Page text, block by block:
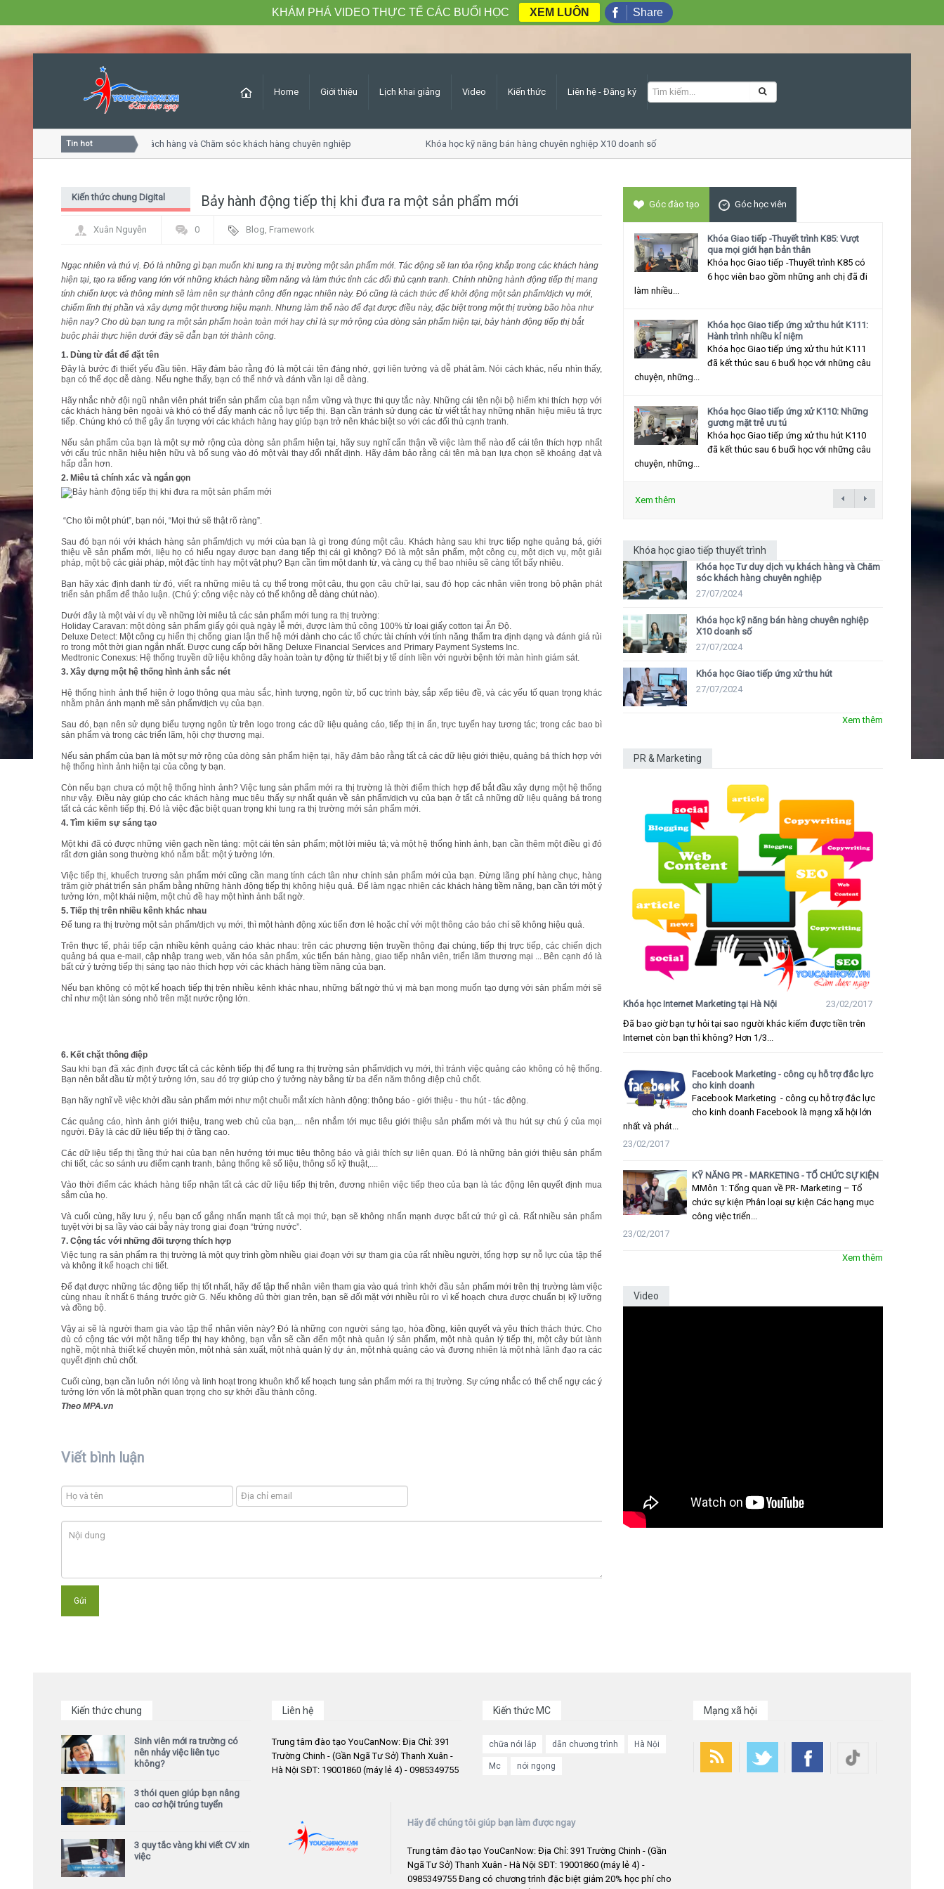
Home Giới thiệu Lịch khai giảng Video Kiến thức Liên hệ - Đăng ký
Tin hot
Khóa học Tư duy dịch vụ khách hàng và Chăm sóc khách hàng chuyên nghiệp Khóa học kỹ năng bán hàng chuyên nghiệp X10 doanh số
Bảy hành động tiếp thị khi đưa ra một sản phẩm mới
Kiến thức chung Digital
Xuân Nguyễn
0 Blog, Framework
Ngạc nhiên và thú vị. Đó là những gì bạn muốn khi tung ra thị trường một sản phẩm mới. Tác động sẽ lan tỏa rộng khắp trong các khách hàng
hiện tại, tạo ra tiếng vang lớn với những khách hàng tiềm năng và làm thức tỉnh các đối thủ cạnh tranh. Chính những hành động tiếp thị mang
tính chiến lược và thông minh sẽ làm nên sự thành công đến ngạc nhiên này. Đó cũng là cách thức để khởi động một sản phẩm/dịch vụ mới,
chiếm lĩnh thị phần và xây dựng một thương hiệu mạnh. Nhưng làm thế nào để đạt được điều này, đặc biệt trong một thị trường bão hòa như
hiện nay? Cho dù bạn tung ra một sản phẩm hoàn toàn mới hay chỉ là sự mở rộng của dòng sản phẩm hiện tại, bảy hành động tiếp thị bắt
buộc phải thực hiện dưới đây sẽ dẫn bạn tới thành công.
1. Dùng từ đắt để đặt tên
Đây là bước đi thiết yếu đầu tiên. Hãy đảm bảo rằng đó là một cái tên đáng nhớ, gợi liên tưởng và dễ phát âm. Nói cách khác, nếu nhìn thấy,
bạn có thể đọc dễ dàng. Nếu nghe thấy, bạn có thể nhớ và đánh vần lại dễ dàng.
Hãy nhắc nhở đội ngũ nhân viên phát triển sản phẩm của bạn nắm vững và thực thi quy tắc này. Những cái tên nội bộ hiếm khi thích hợp với
các khách hàng bên ngoài và khó có thể đẩy mạnh các nỗ lực tiếp thị. Bạn cần tránh sử dụng các từ viết tắt hay những nhãn hiệu miêu tả trực
tiếp. Chúng khó có thể gây ấn tượng với các khách hàng hay giúp bạn trở nên khác biệt so với các đối thủ cạnh tranh.
Nếu sản phẩm của bạn là một sự mở rộng của dòng sản phẩm hiện tại, hãy suy nghĩ cẩn thận về việc làm thế nào để cái tên thích hợp nhất
với cấu trúc nhãn hiệu hiện hữu và bổ sung vào đó một vài thay đổi nhất định. Hãy đảm bảo rằng cái tên mà bạn lựa chọn sẽ khoáng đạt và
hấp dẫn hơn.
2. Miêu tả chính xác và ngắn gọn
“Cho tôi một phút”, bạn nói, “Mọi thứ sẽ thật rõ ràng”.
Sau đó bạn nói với khách hàng sản phẩm/dịch vụ mới của bạn là gì trong đúng một câu. Khách hàng sau khi trực tiếp nghe quảng bá, giới
thiệu về sản phẩm mới, liệu họ có hiểu ngay được bạn đang tiếp thị cái gì không? Đó là một sản phẩm, một công cụ, một dịch vụ, một giải
pháp, một bộ các giải pháp, một đặc tính hay một vật phụ? Bạn cần tìm một danh từ, và càng cụ thể bao nhiêu sẽ càng tốt bấy nhiêu.
Bạn hãy xác định danh từ đó, viết ra những miêu tả cụ thể trong một câu, thu gọn câu chữ lại, sau đó họp các nhân viên trong bộ phận phát
triển sản phẩm để thảo luận. (Chú ý: công việc này có thể không dễ dàng chút nào).
Dưới đây là một vài ví dụ về những lời miêu tả các sản phẩm mới tung ra thị trường:
Holiday Caravan: một dòng sản phẩm giấy gói quà ngày lễ mới, được làm thủ công 100% từ loại giấy cotton tại Ấn Độ.
Deluxe Detect: Một công cụ hiển thị chống gian lận thế hệ mới dành cho các tổ chức tài chính với tính năng thẩm tra định dạng và đánh giá rủi
ro trong một thời gian ngắn nhất. Được cung cấp bởi hãng Deluxe Financial Services and Primary Payment Systems Inc.
Medtronic Conexus: Hệ thống truyền dữ liệu không dây hoàn toàn tự động từ thiết bị y tế dính liền với người bệnh tới màn hình giám sát.
3. Xây dựng một hệ thống hình ảnh sắc nét
Hệ thống hình ảnh thể hiện ở logo thông qua màu sắc, hình tượng, ngôn từ, bố cục trình bày, sắp xếp tiêu đề, và các yếu tố quan trọng khác
nhằm phản ánh mạnh mẽ sản phẩm/dịch vụ của bạn.
Sau đó, bạn nên sử dụng biểu tượng ngôn từ trên logo trong các dữ liệu quảng cáo, tiếp thị in ấn, trực tuyến hay tương tác; trong các bao bì
sản phẩm và trong các triển lãm, hội chợ thương mại.
Nếu sản phẩm của bạn là một sự mở rộng của dòng sản phẩm hiện tại, hãy đảm bảo rằng tất cả các dữ liệu giới thiệu, quảng bá thích hợp với
hệ thống hình ảnh hiện tại của công ty bạn.
Còn nếu bạn chưa có một hệ thống hình ảnh? Việc tung sản phẩm mới ra thị trường là thời điểm thích hợp để bắt đầu xây dựng một hệ thống
như vậy. Điều này giúp cho các khách hàng mục tiêu thấy sự nhất quán về sản phẩm/dịch vụ của bạn ở tất cả những dữ liệu quảng bá trong
tất cả các kênh tiếp thị. Đó là việc đặc biệt quan trọng khi tung ra thị trường mới sản phẩm mới.
4. Tìm kiếm sự sáng tạo
Một khi đã có được những viên gạch nền tảng: một cái tên sản phẩm; một lời miêu tả; và một hệ thống hình ảnh, bạn cần thêm một điều gì đó
rất đơn giản song thường khó nắm bắt: một ý tưởng lớn.
Việc tiếp thị, khuếch trương sản phẩm mới cũng cần mang tính cách tân như chính sản phẩm mới của bạn. Đừng lãng phí hàng chục, hàng
trăm giờ phát triển sản phẩm bằng những hành động tiếp thị không hiệu quả. Để làm ngạc nhiên các khách hàng tiềm năng, bạn cần tới một ý
tưởng lớn, một khái niệm, một chủ đề hay một hình ảnh bất ngờ.
5. Tiếp thị trên nhiều kênh khác nhau
Để tung ra thị trường một sản phẩm/dịch vụ mới, thì một hành động xúc tiến đơn lẻ hoặc chỉ với một thông cáo báo chí sẽ không hiệu quả.
Trên thực tế, phải tiếp cận nhiều kênh quảng cáo khác nhau: trên các phương tiện truyền thông đại chúng, tiếp thị trực tiếp, các chiến dịch
quảng bá qua e-mail, cập nhập trang web, văn hóa sản phẩm, xúc tiến bán hàng, giao tiếp nhân viên, triển lãm thương mại ... Bên cạnh đó là
bất cứ ý tưởng tiếp thị sáng tạo nào thích hợp với các khách hàng tiềm năng của bạn.
Nếu bạn không có một kế hoạch tiếp thị trên nhiều kênh khác nhau, những bất ngờ thú vị mà bạn mong muốn tạo dựng với sản phẩm mới sẽ
chỉ như một làn sóng nhỏ trên mặt nước rộng lớn.
6. Kết chặt thông điệp
Sau khi bạn đã xác định được tất cả các kênh tiếp thị để tung ra thị trường sản phẩm/dịch vụ mới, thì tránh việc quảng cáo không có hệ thống.
Bạn nên bắt đầu từ một ý tưởng lớn, sau đó trợ giúp cho ý tưởng này bằng từ ba đến năm thông điệp chủ chốt.
Bạn hãy nghĩ về việc khởi đầu sản phẩm mới như một chuỗi mắt xích hành động: thông báo - giới thiệu - thu hút - tác động.
Các quảng cáo, hình ảnh giới thiệu, trang web chủ của bạn,... nên nhắm tới mục tiêu giới thiệu sản phẩm mới và thu hút sự chú ý của mọi
người. Đây là các dữ liệu tiếp thị ở tầng cao.
Các dữ liệu tiếp thị tầng thứ hai của bạn nên hướng tới mục tiêu thông báo và giải thích sự liên quan. Đó là những bản giới thiệu sản phẩm
chi tiết, các so sánh ưu điểm cạnh tranh, bảng thống kê số liệu, thông số kỹ thuật,....
Vào thời điểm các khách hàng tiếp nhận tất cả các dữ liệu tiếp thị trên, đương nhiên việc tiếp theo của bạn là tác động lên quyết định mua
sắm của họ.
Và cuối cùng, hãy lưu ‎‎ý, ‎nếu bạn cố gắng nhấn mạnh tất cả mọi thứ, bạn sẽ không nhấn mạnh được bất cứ thứ gì cả. Rất nhiều sản phẩm
tuyệt vời bị sa lầy vào cái bẫy này trong giai đoạn “trứng nước”.
7. Cộng tác với những đối tượng thích hợp
Việc tung ra sản phẩm ra thị trường là một quy trình gồm nhiều giai đoạn với sự tham gia của rất nhiều người, tổng hợp sự nỗ lực của tập thể
và không ít kế hoạch chi tiết.
Để đạt được những tác động tiếp thị tốt nhất, hãy để tập thể nhân viên tham gia vào quá trình khởi đầu sản phẩm mới trên thị trường làm việc
cùng nhau ít nhất 6 tháng trước giờ G. Nếu không đủ thời gian trên, bạn sẽ đối mặt với nhiều rủi ro vì kế hoạch chưa được chuẩn bị kỹ lưỡng
và đồng bộ.
Vậy ai sẽ là người tham gia vào tập thể nhân viên này? Đó là những con người sáng tạo, hòa đồng, kiên quyết và yêu thích thách thức. Cho
dù có cộng tác với một hãng tiếp thị hay không, bạn vẫn sẽ cần đến một nhà quản lý sản phẩm, một nhà quản lý tiếp thị, một cây bút lành
nghề, một nhà thiết kế chuyên môn, một nhà sản xuất, một nhà quản lý dự án, một nhà quảng cáo và đương nhiên là một nhà lãnh đạo ra các
quyết định chủ chốt.
Cuối cùng, bạn cần luôn nới lỏng và linh hoạt trong khuôn khổ kế hoạch tung sản phẩm mới ra thị trường. Sự cứng nhắc có thể chế ngự các ý
tưởng lớn vốn là một phần quan trọng cho sự khởi đầu thành công.
Theo MPA.vn
Viết bình luận
Góc đào tạo Góc học viên
Khóa Giao tiếp -Thuyết trình K85: Vượt
qua mọi giới hạn bản thân
Khóa học Giao tiếp -Thuyết trình K85 có
6 học viên bao gồm những anh chị đã đi
làm nhiều...
Khóa học Giao tiếp ứng xử thu hút K111:
Hành trình nhiều kỉ niệm
Khóa học Giao tiếp ứng xử thu hút K111
đã kết thúc sau 6 buổi học với những câu
chuyện, những...
Khóa học Giao tiếp ứng xử K110: Những
gương mặt trẻ ưu tú
Khóa học Giao tiếp ứng xử thu hút K110
đã kết thúc sau 6 buổi học với những câu
chuyện, những...
Xem thêm
Khóa học giao tiếp thuyết trình
Khóa học Tư duy dịch vụ khách hàng và Chăm
sóc khách hàng chuyên nghiệp
27/07/2024
Khóa học kỹ năng bán hàng chuyên nghiệp
X10 doanh số
27/07/2024
Khóa học Giao tiếp ứng xử thu hút
27/07/2024
Xem thêm
PR & Marketing
Khóa học Internet Marketing tại Hà Nội
23/02/2017
Đã bao giờ bạn tự hỏi tại sao người khác kiếm được tiền trên
Internet còn bạn thì không? Hơn 1/3...
Facebook Marketing - công cụ hỗ trợ đắc lực
cho kinh doanh
Facebook Marketing - công cụ hỗ trợ đắc lực
cho kinh doanh Facebook là mạng xã hội lớn
nhất và phát...
23/02/2017
KỸ NĂNG PR - MARKETING - TỔ CHỨC SỰ KIỆN
MMôn 1: Tổng quan về PR- Marketing – Tổ
chức sự kiện Phân loại sự kiện Các hạng mục
công việc triển...
23/02/2017
Xem thêm
Video
Kiến thức chung
Sinh viên mới ra trường có
nên nhảy việc liên tục
không?
3 thói quen giúp bạn nâng
cao cơ hội trúng tuyển
3 quy tắc vàng khi viết CV xin
việc
Liên hệ
Trung tâm đào tạo YouCanNow: Địa Chỉ: 391
Trường Chinh - (Gần Ngã Tư Sở) Thanh Xuân -
Hà Nội SĐT: 19001860 (máy lẻ 4) - 0985349755
Kiến thức MC
chữa nói lắp dẫn chương trình Hà Nội
Mc nói ngọng
Mạng xã hội
Hãy để chúng tôi giúp bạn làm được ngay
Trung tâm đào tạo YouCanNow: Địa Chỉ: 391 Trường Chinh - (Gần
Ngã Tư Sở) Thanh Xuân - Hà Nội SĐT: 19001860 (máy lẻ 4) -
0985349755 Đang có chương trình đặc biệt giảm 20% học phí cho
KHÁM PHÁ VIDEO THỰC TẾ CÁC BUỔI HỌC XEM LUÔN Share